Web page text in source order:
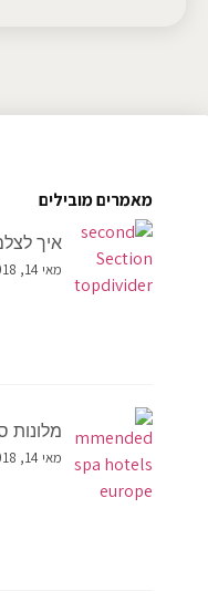
מאמרים מובילים
איך
מאי 14, 2018
מלונות
מאי 14, 2018